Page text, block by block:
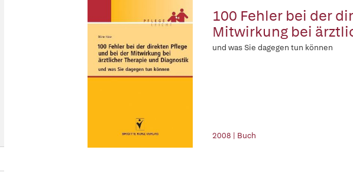
100 Fehler bei der
Mitwirkung bei
und was Sie dagegen tun können
2008 | Buch